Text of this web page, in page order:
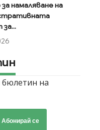
намаляване на
бюлетин на
Абонирай се